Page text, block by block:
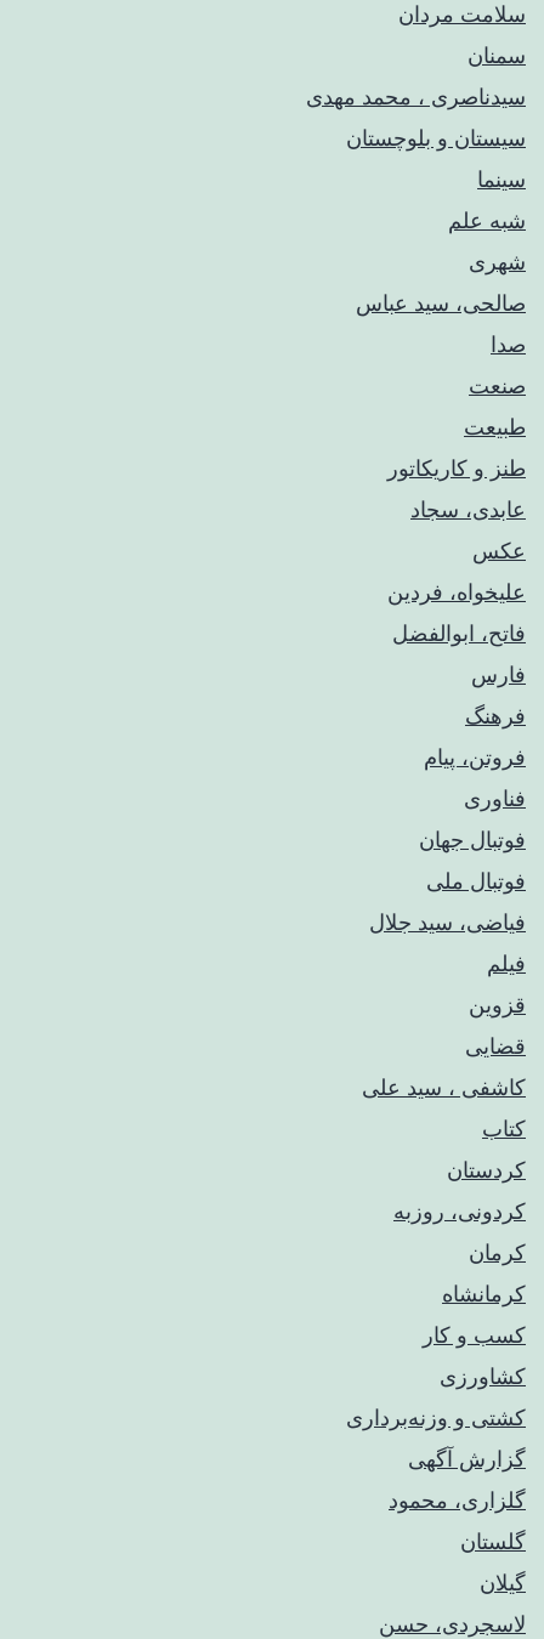
سلامت مردان
سمنان
سیدناصری ، محمد مهدی
سیستان و بلوچستان
سینما
شبه علم
شهری
صالحی، سید عباس
صدا
صنعت
طبیعت
طنز و کاریکاتور
عابدی، سجاد
عکس
علیخواه، فردین
فاتح، ابوالفضل
فارس
فرهنگ
فروتن، پیام
فناوری
فوتبال جهان
فوتبال ملی
فیاضی، سید جلال
فیلم
قزوین
قضایی
کاشفی ، سید علی
کتاب
کردستان
کردونی، روزبه
کرمان
کرمانشاه
کسب و کار
کشاورزی
کشتی و وزنه‌برداری
گزارش آگهی
گلزاری، محمود
گلستان
گیلان
لاسجردی، حسن